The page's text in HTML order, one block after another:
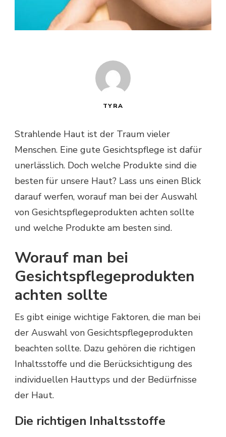
TYRA
Strahlende Haut ist der Traum vieler
Menschen. Eine gute Gesichtspflege ist dafür
unerlässlich. Doch welche Produkte sind die
besten für unsere Haut? Lass uns einen Blick
darauf werfen, worauf man bei der Auswahl
von Gesichtspflegeprodukten achten sollte
und welche Produkte am besten sind.
Worauf man bei
Gesichtspflegeprodukten
achten sollte
Es gibt einige wichtige Faktoren, die man bei
der Auswahl von Gesichtspflegeprodukten
beachten sollte. Dazu gehören die richtigen
Inhaltsstoffe und die Berücksichtigung des
individuellen Hauttyps und der Bedürfnisse
der Haut.
Die richtigen Inhaltsstoffe